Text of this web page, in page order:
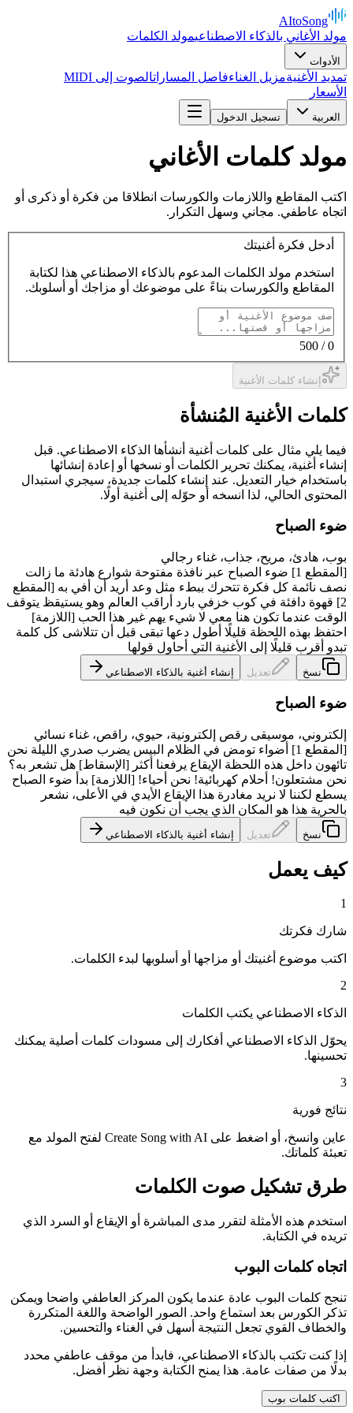
AItoSong
مولد الأغاني بالذكاء الاصطناعيمولد الكلمات
الأدوات
تمديد الأغنيةمزيل الغناءفاصل المساراتالصوت إلى MIDI
الأسعار
العربية تسجيل الدخول
مولد كلمات الأغاني
اكتب المقاطع واللازمات والكورسات انطلاقا من فكرة أو ذكرى أو
اتجاه عاطفي. مجاني وسهل التكرار.
أدخل فكرة أغنيتك
استخدم مولد الكلمات المدعوم بالذكاء الاصطناعي هذا لكتابة
المقاطع والكورسات بناءً على موضوعك أو مزاجك أو أسلوبك.
0
/ 500
إنشاء كلمات الأغنية
كلمات الأغنية المُنشأة
فيما يلي مثال على كلمات أغنية أنشأها الذكاء الاصطناعي. قبل
إنشاء أغنية، يمكنك تحرير الكلمات أو نسخها أو إعادة إنشائها
باستخدام خيار التعديل. عند إنشاء كلمات جديدة، سيجري استبدال
المحتوى الحالي، لذا انسخه أو حوّله إلى أغنية أولًا.
ضوء الصباح
بوب، هادئ، مريح، جذاب، غناء رجالي
[المقطع 1] ضوء الصباح عبر نافذة مفتوحة شوارع هادئة ما زالت
نصف نائمة كل فكرة تتحرك ببطء مثل وعد أريد أن أفي به [المقطع
2] قهوة دافئة في كوب خزفي بارد أراقب العالم وهو يستيقظ يتوقف
الوقت عندما تكون هنا معي لا شيء يهم غير هذا الحب [اللازمة]
احتفظ بهذه اللحظة قليلًا أطول دعها تبقى قبل أن تتلاشى كل كلمة
تبدو أقرب قليلًا إلى الأغنية التي أحاول قولها
نسخ تعديل إنشاء أغنية بالذكاء الاصطناعي
ضوء الصباح
إلكتروني، موسيقى رقص إلكترونية، حيوي، راقص، غناء نسائي
[المقطع 1] أضواء تومض في الظلام البيس يضرب صدري الليلة نحن
تائهون داخل هذه اللحظة الإيقاع يرفعنا أكثر [الإسقاط] هل تشعر به؟
نحن مشتعلون! أحلام كهربائية! نحن أحياء! [اللازمة] بدأ ضوء الصباح
يسطع لكننا لا نريد مغادرة هذا الإيقاع الأيدي في الأعلى، نشعر
بالحرية هذا هو المكان الذي يجب أن نكون فيه
نسخ تعديل إنشاء أغنية بالذكاء الاصطناعي
كيف يعمل
1
شارك فكرتك
اكتب موضوع أغنيتك أو مزاجها أو أسلوبها لبدء الكلمات.
2
الذكاء الاصطناعي يكتب الكلمات
يحوّل الذكاء الاصطناعي أفكارك إلى مسودات كلمات أصلية يمكنك
تحسينها.
3
نتائج فورية
عاين وانسخ، أو اضغط على Create Song with AI لفتح المولد مع
تعبئة كلماتك.
طرق تشكيل صوت الكلمات
استخدم هذه الأمثلة لتقرر مدى المباشرة أو الإيقاع أو السرد الذي
تريده في الكتابة.
اتجاه كلمات البوب
تنجح كلمات البوب عادة عندما يكون المركز العاطفي واضحا ويمكن
تذكر الكورس بعد استماع واحد. الصور الواضحة واللغة المتكررة
والخطاف القوي تجعل النتيجة أسهل في الغناء والتحسين.
إذا كنت تكتب بالذكاء الاصطناعي، فابدأ من موقف عاطفي محدد
بدلًا من صفات عامة. هذا يمنح الكتابة وجهة نظر أفضل.
اكتب كلمات بوب